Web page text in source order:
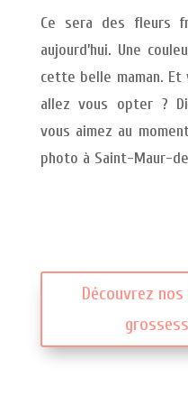
Ce sera des fleurs
aujourd’hui. Une
cette belle maman. Et
allez vous opter ?
vous aimez au
photo à Saint-Maur-
Découvrez